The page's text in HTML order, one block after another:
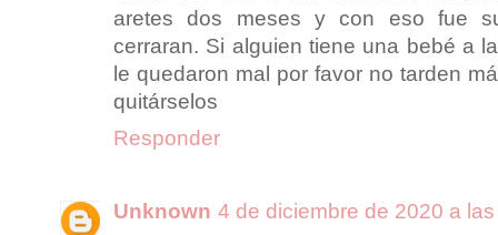
aretes dos meses y con eso fue
cerraran. Si alguien tiene una bebé a
le quedaron mal por favor no tarden
quitárselos
Responder
Unknown 4 de diciembre de 2020 a